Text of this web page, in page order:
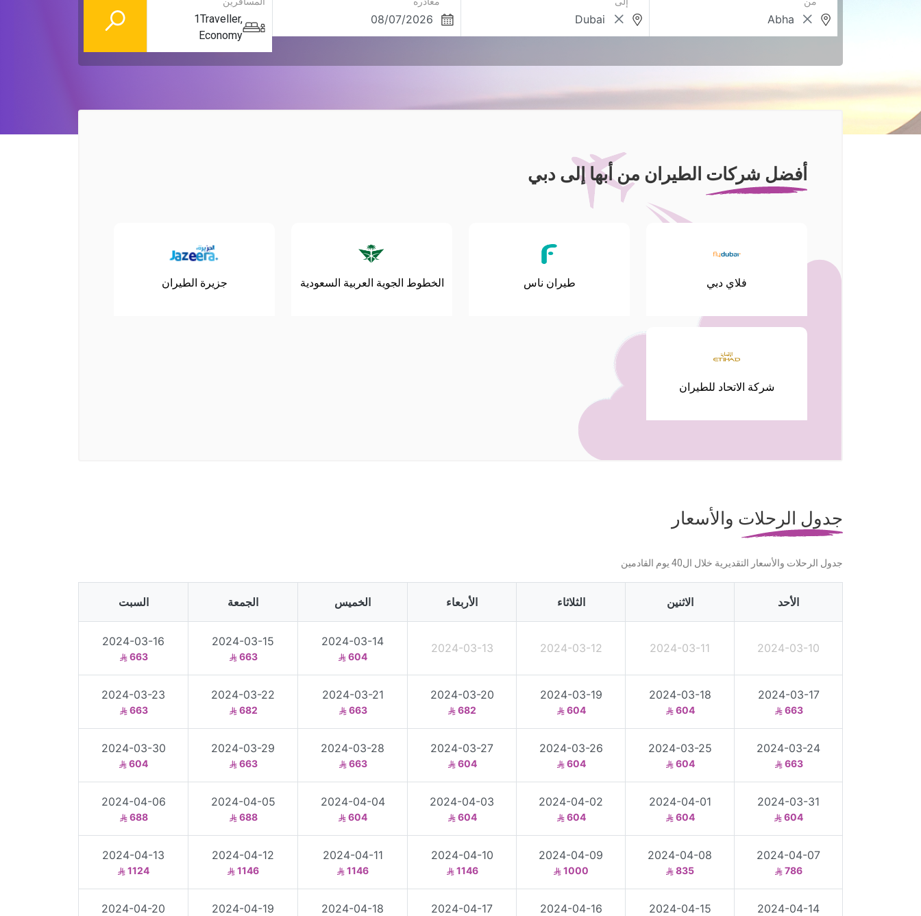
1Traveller,
Economy
أفضل شركات الطيران من أبها إلى دبي
فلاي دبي طيران ناس الخطوط الجوية العربية السعودية جزيرة الطيران
شركة الاتحاد للطيران
جدول الرحلات والأسعار
جدول الرحلات والأسعار التقديرية خلال ال40 يوم القادمين
الأحد الاثنين الثلاثاء الأربعاء الخميس الجمعة السبت
2024-03-10
2024-03-11
2024-03-12
2024-03-13
2024-03-14
604
2024-03-15
663
2024-03-16
663
2024-03-17
663
2024-03-18
604
2024-03-19
604
2024-03-20
682
2024-03-21
663
2024-03-22
682
2024-03-23
663
2024-03-24
663
2024-03-25
604
2024-03-26
604
2024-03-27
604
2024-03-28
663
2024-03-29
663
2024-03-30
604
2024-03-31
604
2024-04-01
604
2024-04-02
604
2024-04-03
604
2024-04-04
604
2024-04-05
688
2024-04-06
688
2024-04-07
786
2024-04-08
835
2024-04-09
1000
2024-04-10
1146
2024-04-11
1146
2024-04-12
1146
2024-04-13
1124
2024-04-14
2024-04-15
2024-04-16
2024-04-17
2024-04-18
2024-04-19
2024-04-20